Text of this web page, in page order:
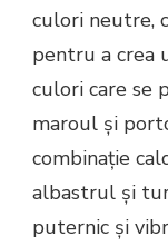
culori neutre,
pentru a crea
culori care se
maroul și
combinație
albastrul și
puternic și